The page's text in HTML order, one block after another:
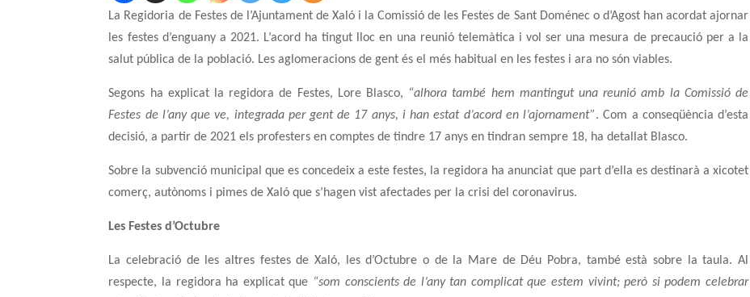
La Regidoria de Festes de l’Ajuntament de Xaló i la Comissió de les Festes de Sant Doménec o d’Agost han acordat ajornar
les festes d’enguany a 2021. L’acord ha tingut lloc en una reunió telemàtica i vol ser una mesura de precaució per a la
salut pública de la població. Les aglomeracions de gent és el més habitual en les festes i ara no són viables.
Segons ha explicat la regidora de Festes, Lore Blasco, “alhora també hem mantingut una reunió amb la Comissió de
Festes de l’any que ve, integrada per gent de 17 anys, i han estat d’acord en l’ajornament”. Com a conseqüència d’esta
decisió, a partir de 2021 els profesters en comptes de tindre 17 anys en tindran sempre 18, ha detallat Blasco.
Sobre la subvenció municipal que es concedeix a este festes, la regidora ha anunciat que part d’ella es destinarà a xicotet
comerç, autònoms i pimes de Xaló que s’hagen vist afectades per la crisi del coronavirus.
Les Festes d’Octubre
La celebració de les altres festes de Xaló, les d’Octubre o de la Mare de Déu Pobra, també està sobre la taula. Al
respecte, la regidora ha explicat que “som conscients de l’any tan complicat que estem vivint; però si podem celebrar